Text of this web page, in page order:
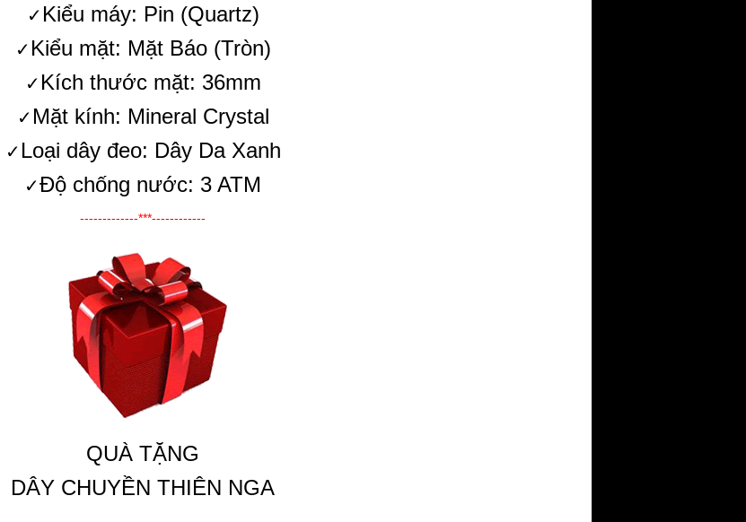
✓ Kiểu máy: Pin (Quartz)
✓ Kiểu mặt: Mặt Báo (Tròn)
✓ Kích thước mặt: 36mm
✓ Mặt kính: Mineral Crystal
✓ Loại dây đeo: Dây Da Xanh
✓Độ chống nước: 3 ATM
-------------***------------
QUÀ TẶNG
DÂY CHUYỀN THIÊN NGA